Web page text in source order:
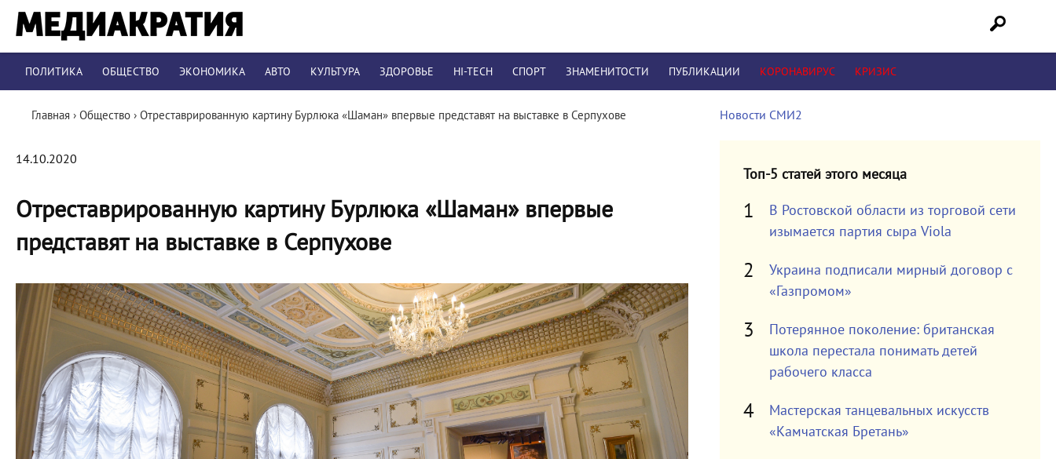
ПОЛИТИКА ОБЩЕСТВО ЭКОНОМИКА АВТО КУЛЬТУРА ЗДОРОВЬЕ HI-TECH СПОРТ ЗНАМЕНИТОСТИ ПУБЛИКАЦИИ КОРОНАВИРУС КРИЗИС
Главная › Общество › Отреставрированную картину Бурлюка «Шаман» впервые представят на выставке в Серпухове
14.10.2020
Отреставрированную картину Бурлюка «Шаман» впервые
представят на выставке в Серпухове
Новости СМИ2
Топ-5 статей этого месяца
В Ростовской области из торговой сети
изымается партия сыра Viola
Украина подписали мирный договор с
«Газпромом»
Потерянное поколение: британская
школа перестала понимать детей
рабочего класса
Мастерская танцевальных искусств
«Камчатская Бретань»